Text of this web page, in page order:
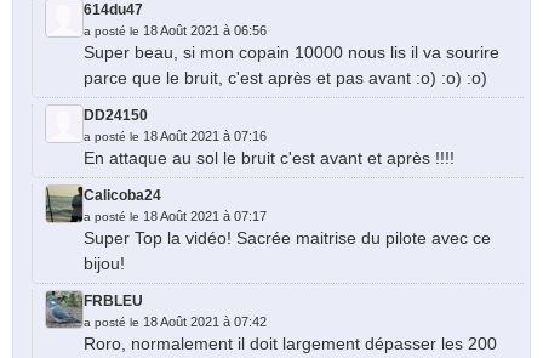
614du47
a posté le 18 Août 2021 à 06:56
Super beau, si mon copain 10000 nous lis il va sourire
parce que le bruit, c'est après et pas avant :o) :o) :o)
DD24150
a posté le 18 Août 2021 à 07:16
En attaque au sol le bruit c'est avant et après !!!!
Calicoba24
a posté le 18 Août 2021 à 07:17
Super Top la vidéo! Sacrée maitrise du pilote avec ce
bijou!
FRBLEU
a posté le 18 Août 2021 à 07:42
Roro, normalement il doit largement dépasser les 200